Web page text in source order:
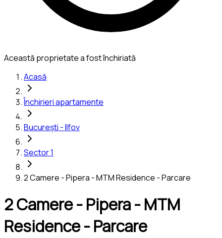
Această proprietate a fost închiriată
Acasă
Închirieri apartamente
București - Ilfov
Sector 1
2 Camere - Pipera - MTM Residence - Parcare
2 Camere - Pipera - MTM
Residence - Parcare